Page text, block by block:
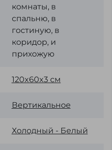
комнаты, в
спальню, в
гостиную, в
коридор, и
прихожую
120x60x3 см
Вертикальное
Холодный - Белый